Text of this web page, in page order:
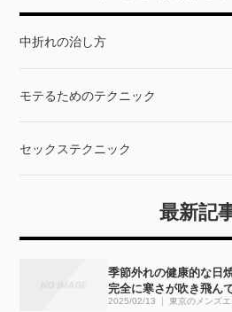
中折れの治し方
モテるためのテクニック
セックステクニック
最新記
季節外れの健康的な日
完全に寒さが吹き飛ん
も・・・完全にぶっ飛
2025/02/13 東京のメンズエ